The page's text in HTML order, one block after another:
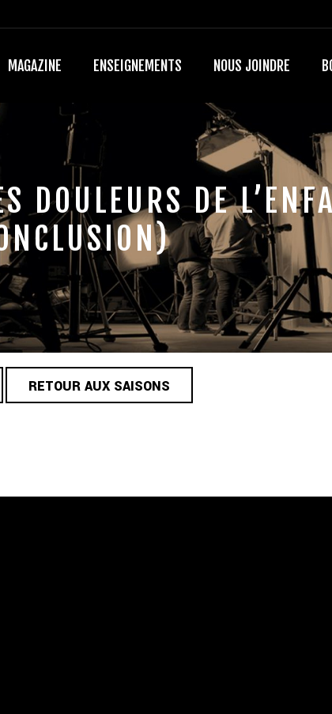
MAGAZINE ENSEIGNEMENTS NOUS JOINDRE
DE
RETOUR AUX SAISONS